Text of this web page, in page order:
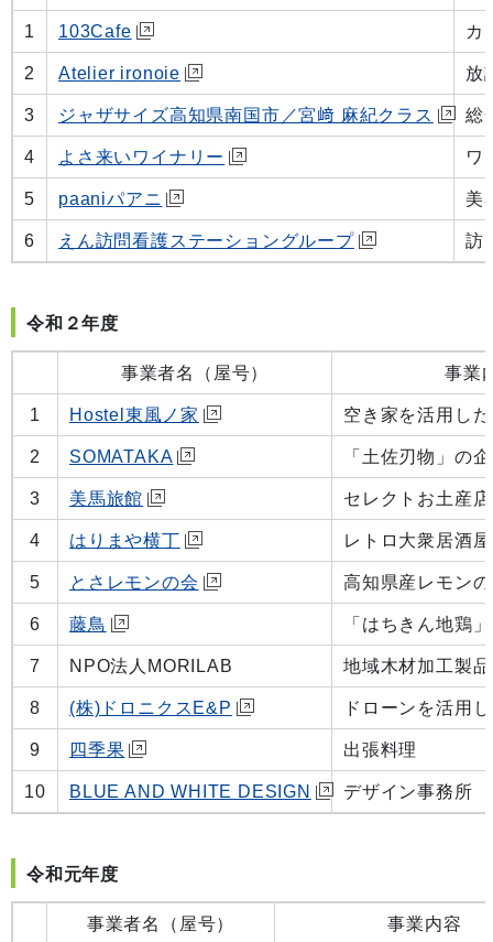
1 103Cafe カ
2 Atelier ironoie 放
3 ジャザサイズ高知県南国市／宮﨑 麻紀クラス 総
4 よさ来いワイナリー ワ
5 paaniパアニ 美
6 えん訪問看護ステーショングループ 訪
令和２年度
事業者名（屋号） 事業
1 Hostel東風ノ家 空き家を活用し
2 SOMATAKA 「土佐刃物」の
3 美馬旅館 セレクトお土産
4 はりまや横丁 レトロ大衆居酒屋
5 とさレモンの会 高知県産レモン
6 藤鳥 「はちきん地鶏
7 NPO法人MORILAB 地域木材加工製
8 (株)ドロニクスE&P ドローンを活用
9 四季果 出張料理
10 BLUE AND WHITE DESIGN デザイン事務所
令和元年度
事業者名（屋号） 事業内容